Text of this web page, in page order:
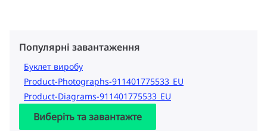
Популярні завантаження
Буклет виробу
Product-Photographs-911401775533_EU
Product-Diagrams-911401775533_EU
Виберіть та завантажте